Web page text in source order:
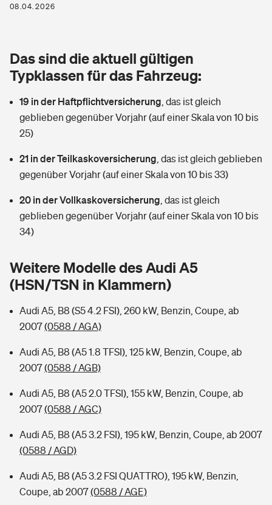
Zur Übersicht
Tools
Wer versichert was: Jetzt Versicherer finden
Sie haben Fragen?
Glasversicherung
Mietkautionsversicherung
Restkreditversicherung
Tools
Hochwasser-Check: Wie gefährdet ist Ihr Haus?
Sie haben Fragen?
Kinderunfall­ver­si­che­rung
Kinderinvalidität
Hundehalter-Haftpflicht
Handyversicherung
Private Cyberversicherung
Zur Übersicht
Kinderunfall-Check: Mehr Sicherheit für deine Kids
Typklassen: So ist Ihr Auto eingestuft
Sie haben Fragen?
Private Krankenversicherung
Dread-Disease-Versicherung
Tierkrankenversicherung
Zur Übersicht
Tools
Wer versichert was: Jetzt Versicherer finden
Rentenrechner: Wie viel Geld bekomme ich im Alter?
08.04.2026
Das sind die aktuell gültigen
Typklassen für das Fahrzeug:
19 in der Haftpflichtversicherung das ist gleich
geblieben gegenüber Vorjahr (auf einer Skala von 10 bis
25)
21 in der Teilkaskoversicherung das ist gleich geblieben
gegenüber Vorjahr (auf einer Skala von 10 bis 33)
20 in der Vollkaskoversicherung das ist gleich
geblieben gegenüber Vorjahr (auf einer Skala von 10 bis
34)
Weitere Modelle des Audi A5
(HSN/TSN in Klammern)
Audi A5, B8 (S5 4.2 FSI), 260 kW, Benzin, Coupe, ab
2007(0588 / AGA)
Audi A5, B8 (A5 1.8 TFSI), 125 kW, Benzin, Coupe, ab
2007(0588 / AGB)
Audi A5, B8 (A5 2.0 TFSI), 155 kW, Benzin, Coupe, ab
2007(0588 / AGC)
Audi A5, B8 (A5 3.2 FSI), 195 kW, Benzin, Coupe, ab 2007
(0588 / AGD)
Audi A5, B8 (A5 3.2 FSI QUATTRO), 195 kW, Benzin,
Coupe, ab 2007(0588 / AGE)